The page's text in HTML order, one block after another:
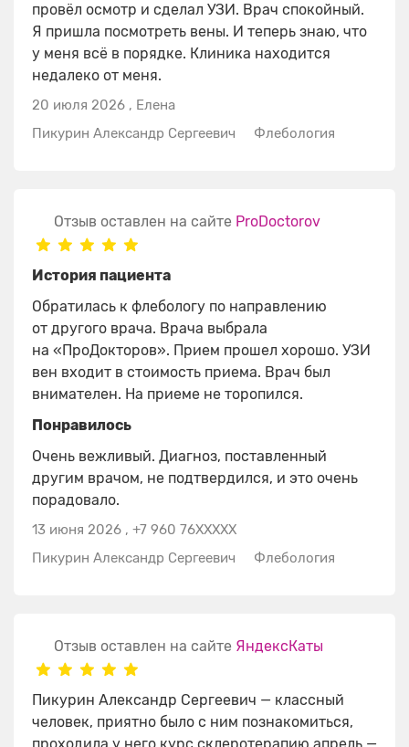
20 июля 2026 , Елена
Пикурин Александр Сергеевич
Флебология
провёл осмотр и сделал УЗИ. Врач спокойный.
Я пришла посмотреть вены. И теперь знаю, что
у меня всё в порядке. Клиника находится
недалеко от меня.
13 июня 2026 , +7 960 76XXXXX
Пикурин Александр Сергеевич
Флебология
История пациента
Обратилась к флебологу по направлению
от другого врача. Врача выбрала
на «ПроДокторов». Прием прошел хорошо. УЗИ
вен входит в стоимость приема. Врач был
внимателен. На приеме не торопился.
Понравилось
Очень вежливый. Диагноз, поставленный
другим врачом, не подтвердился, и это очень
порадовало.
Отзыв оставлен на сайте ProDoctorov
Пикурин Александр Сергеевич — классный
человек, приятно было с ним познакомиться,
Отзыв оставлен на сайте ЯндексКаты